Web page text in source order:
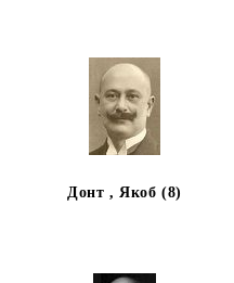
Донт , Якоб (8)